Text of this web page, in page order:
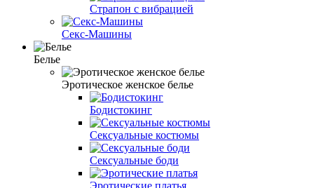
Страпон с вибрацией
Секс-Машины
Белье
Эротическое женское белье
Бодистокинг
Сексуальные костюмы
Сексуальные боди
Эротические платья